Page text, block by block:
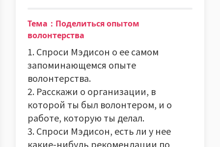
Тема：Поделиться опытом
волонтерства
1. Спроси Мэдисон о ее самом
запоминающемся опыте
волонтерства.
2. Расскажи о организации, в
которой ты был волонтером, и о
работе, которую ты делал.
3. Спроси Мэдисон, есть ли у нее
какие-нибудь рекомендации по